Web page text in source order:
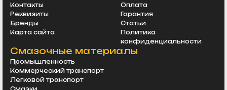
Контакты
Реквизиты
Бренды
Карта сайта
Оплата
Гарантия
Статьи
Политика
конфиденциальности
Смазочные материалы
Промышленность
Коммерческий транспорт
Легковой транспорт